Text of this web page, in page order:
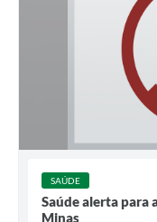
SAÚDE
Saúde alerta para
Minas